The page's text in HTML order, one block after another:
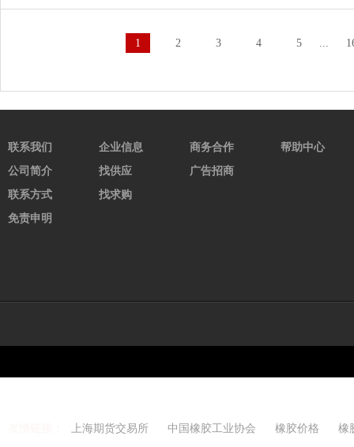
1 2 3 4 5 ...
联系我们
公司简介
联系方式
免责申明
企业信息
找供应
找求购
商务合作
广告招商
帮助中心
上海期货交易所 中国橡胶工业协会 橡胶价格 橡